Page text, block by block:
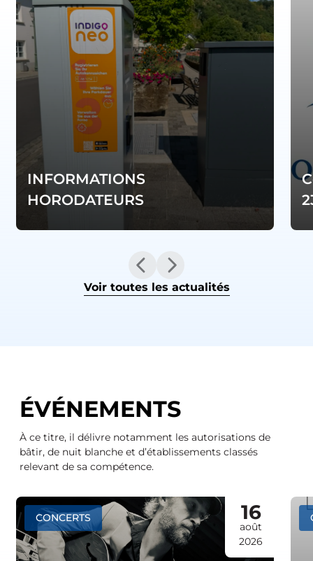
INFORMATIONS
HORODATEURS
Voir toutes les actualités
ÉVÉNEMENTS
À ce titre, il délivre notamment les autorisations de
bâtir, de nuit blanche et d’établissements classés
relevant de sa compétence.
CONCERTS 16
août
2026